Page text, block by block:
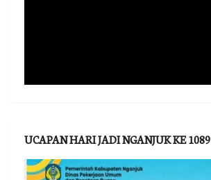
UCAPAN HARI JADI NGANJUK KE 1089